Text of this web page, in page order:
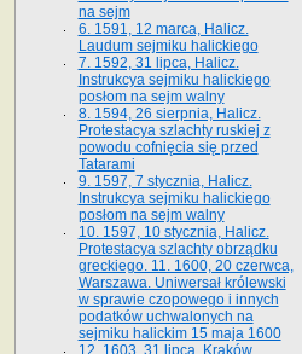
na sejm
6. 1591, 12 marca, Halicz.
Laudum sejmiku halickiego
7. 1592, 31 lipca, Halicz.
Instrukcya sejmiku halickiego
posłom na sejm walny
8. 1594, 26 sierpnia, Halicz.
Protestacya szlachty ruskiej z
powodu cofnięcia się przed
Tatarami
9. 1597, 7 stycznia, Halicz.
Instrukcya sejmiku halickiego
posłom na sejm walny
10. 1597, 10 stycznia, Halicz.
Protestacya szlachty obrządku
greckiego. 11. 1600, 20 czerwca,
Warszawa. Uniwersał królewski
w sprawie czopowego i innych
podatków uchwalonych na
sejmiku halickim 15 maja 1600
12. 1603, 31 lipca, Kraków.